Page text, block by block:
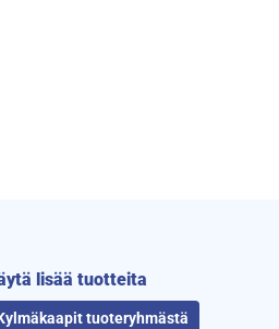
lisää tuotteita
tuoteryhmästä